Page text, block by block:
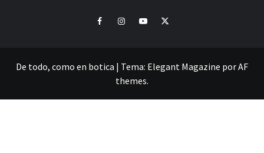
FacebookInstagramYoutubeTwitter
De todo, como en botica | Tema: Elegant Magazine porAF
themes.